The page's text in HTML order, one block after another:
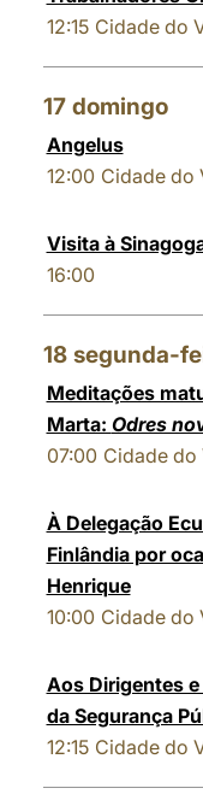
12:15 Cidade do
17 domingo
Angelus
12:00 Cidade do
Visita à
16:00
18 segunda-
Meditações
Marta: Odres
07:00 Cidade do
À Delegação
Finlândia por
Henrique
10:00 Cidade do
Aos Dirigentes
da Segurança
12:15 Cidade do